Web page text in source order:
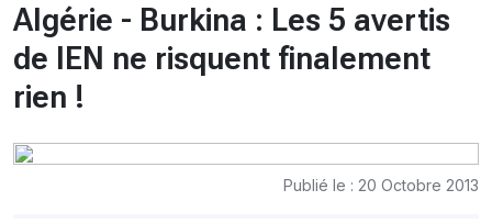
Algérie - Burkina : Les 5 avertis
de lEN ne risquent finalement
rien !
Publié le : 20 Octobre 2013